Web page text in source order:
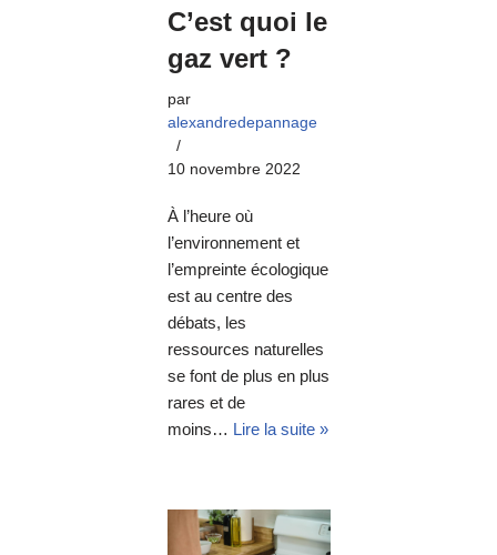
C’est quoi le
gaz vert ?
par
alexandredepannage
10 novembre 2022
À l’heure où
l’environnement et
l’empreinte écologique
est au centre des
débats, les
ressources naturelles
se font de plus en plus
rares et de
moins… Lire la suite »